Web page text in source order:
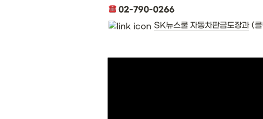
02-790-0266
SK뉴스쿨 자동차판금도장과 (클